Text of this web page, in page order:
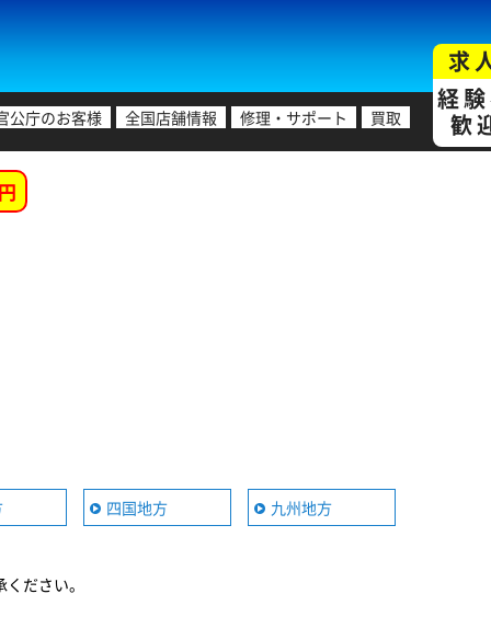
公庁のお客様 全国店舗情報 修理・サポート 買取
求
経
歓
四国地方 九州地方
ださい。